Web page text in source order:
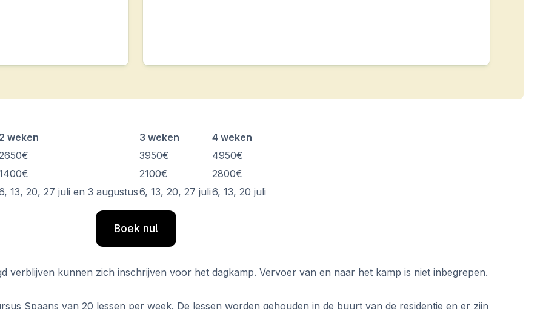
2 weken 3 weken
4 weken
3950€
4950€
2100€
2800€
13, 20, 27 juli en 3 augustus6, 13, 20, 27 juli6, 13, 20 juli
Boek nu!
verblijven kunnen zich inschrijven voor het dagkamp. Vervoer van en naar het kamp is niet inbegrepen.
Spaans van 20 lessen per week. De lessen worden gehouden in de buurt van de residentie en er zijn